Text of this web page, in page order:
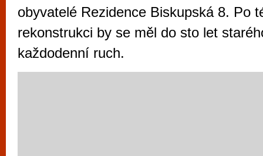
obyvatelé Rezidence Biskupská 8. Po
rekonstrukci by se měl do sto let
každodenní ruch.